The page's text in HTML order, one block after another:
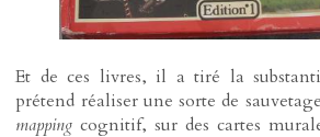
Et de ces livres, il a tiré la
prétend réaliser une sorte de
mapping cognitif, sur des cartes